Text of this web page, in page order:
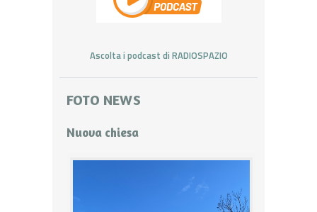
Ascolta i podcast di RADIOSPAZIO
FOTO NEWS
Nuova chiesa